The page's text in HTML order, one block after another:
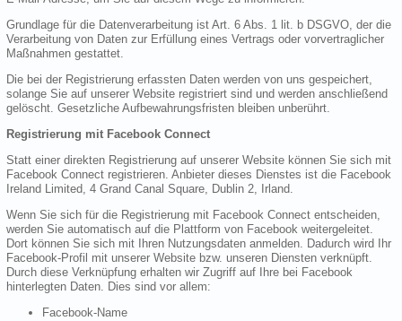
Grundlage für die Datenverarbeitung ist Art. 6 Abs. 1 lit. b DSGVO, der die
Verarbeitung von Daten zur Erfüllung eines Vertrags oder vorvertraglicher
Maßnahmen gestattet.
Die bei der Registrierung erfassten Daten werden von uns gespeichert,
solange Sie auf unserer Website registriert sind und werden anschließend
gelöscht. Gesetzliche Aufbewahrungsfristen bleiben unberührt.
Registrierung mit Facebook Connect
Statt einer direkten Registrierung auf unserer Website können Sie sich mit
Facebook Connect registrieren. Anbieter dieses Dienstes ist die Facebook
Ireland Limited, 4 Grand Canal Square, Dublin 2, Irland.
Wenn Sie sich für die Registrierung mit Facebook Connect entscheiden,
werden Sie automatisch auf die Plattform von Facebook weitergeleitet.
Dort können Sie sich mit Ihren Nutzungsdaten anmelden. Dadurch wird Ihr
Facebook-Profil mit unserer Website bzw. unseren Diensten verknüpft.
Durch diese Verknüpfung erhalten wir Zugriff auf Ihre bei Facebook
hinterlegten Daten. Dies sind vor allem:
Facebook-Name